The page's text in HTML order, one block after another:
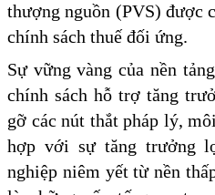
thượng nguồn (PVS) được
chính sách thuế đối ứng.
Sự vững vàng của nền
chính sách hỗ trợ tăng
gỡ các nút thắt pháp lý,
hợp với sự tăng trưởng
nghiệp niêm yết từ nền